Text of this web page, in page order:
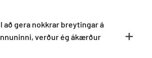
að gera nokkrar breytingar á
verður ég ákærður